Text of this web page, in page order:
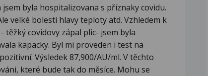
jsem byla hospitalizovana s příznaky covidu.
velké bolesti hlavy teploty atd. Vzhledem k
covidovy zápal plic- jsem byla
kapacky. Byl mi proveden i test na
Výsledek 87,900/AU/ml. V těchto
které bude tak do měsíce. Mohu se